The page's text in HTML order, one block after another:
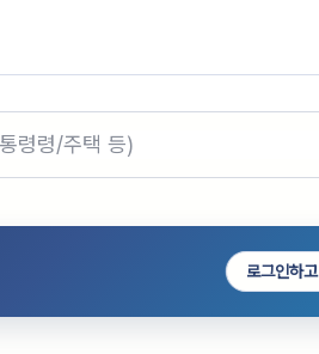
로그인하